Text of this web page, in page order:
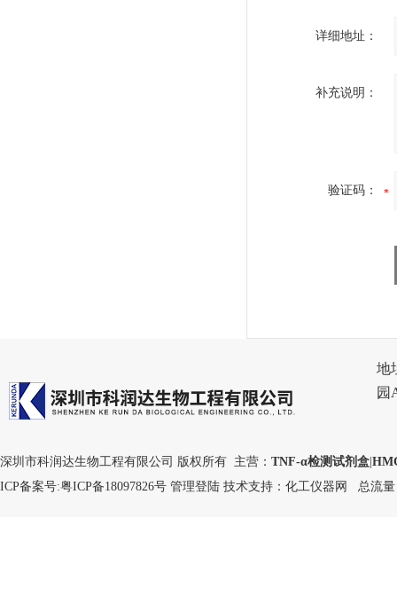
详细地址：
补充说明：
验证码：
地
园
深圳市科润达生物工程有限公司 版权所有 主营： TNF-α检测试剂盒
ICP备案号:粤ICP备18097826号 管理登陆 技术支持： 化工仪器网 总流量